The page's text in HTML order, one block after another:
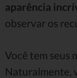
aparência
observar os
Você tem seus
Naturalmente,